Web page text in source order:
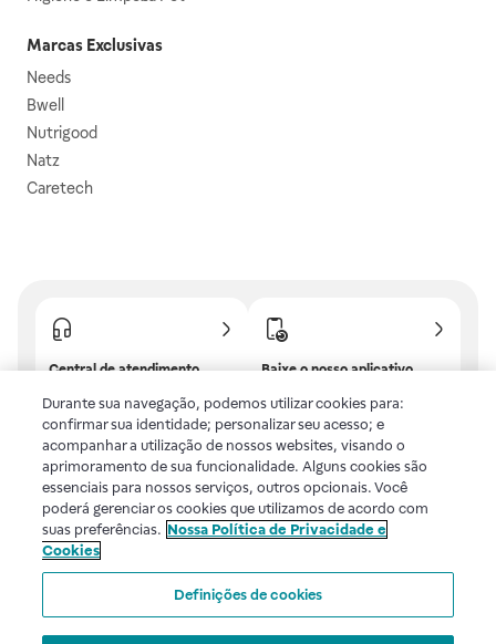
Marcas Exclusivas
Needs
Bwell
Nutrigood
Natz
Caretech
Central de atendimento
frequentes ou fale com a
gente.
Baixe o nosso aplicativo
benefícios exclusivos!
Uma empresa
Voltar ao topo
Durante sua navegação, podemos utilizar cookies para:
confirmar sua identidade; personalizar seu acesso; e
acompanhar a utilização de nossos websites, visando o
aprimoramento de sua funcionalidade. Alguns cookies são
essenciais para nossos serviços, outros opcionais. Você
poderá gerenciar os cookies que utilizamos de acordo com
suas preferências. Nossa Política de Privacidade e
Cookies
Definições de cookies